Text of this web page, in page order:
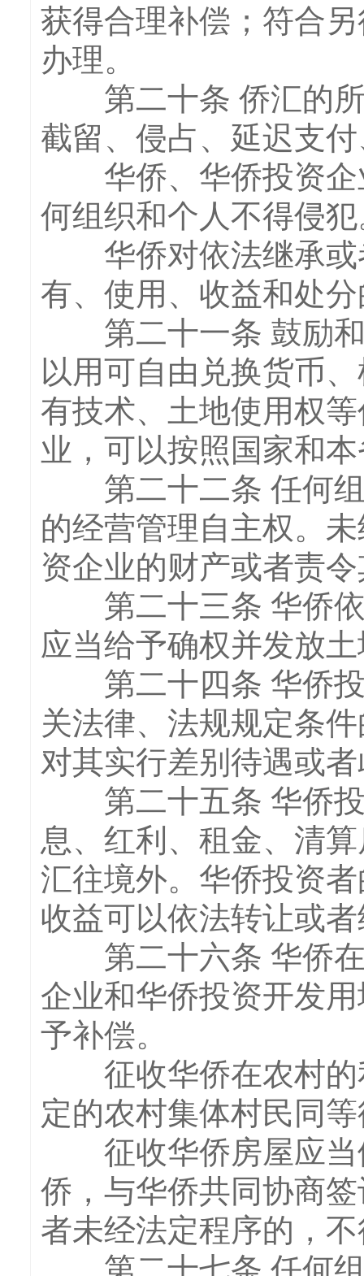
获得合理补偿；符合
办理。
第二十条 侨汇的所
截留、侵占、延迟支
华侨、华侨投资企
何组织和个人不得侵
华侨对依法继承或
有、使用、收益和处
第二十一条 鼓励和
以用可自由兑换货币
有技术、土地使用权
业，可以按照国家和
第二十二条 任何组
的经营管理自主权。
资企业的财产或者责
第二十三条 华侨依
应当给予确权并发放
第二十四条 华侨投
关法律、法规规定条
对其实行差别待遇或
第二十五条 华侨投
息、红利、租金、清
汇往境外。华侨投资
收益可以依法转让或
第二十六条 华侨在
企业和华侨投资开发
予补偿。
征收华侨在农村的
定的农村集体村民同
征收华侨房屋应当
侨，与华侨共同协商
者未经法定程序的，